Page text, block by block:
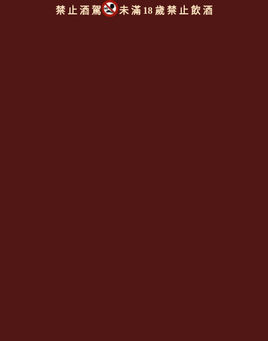
禁 止 酒 駕 未 滿 18 歲 禁 止 飲 酒